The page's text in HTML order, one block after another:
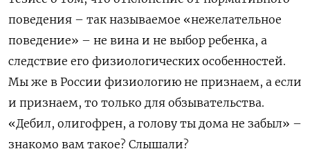
поведения – так называемое «нежелательное
поведение» – не вина и не выбор ребенка, а
следствие его физиологических особенностей.
Мы же в России физиологию не признаем, а если
и признаем, то только для обзывательства.
«Дебил, олигофрен, а голову ты дома не забыл» –
знакомо вам такое? Слышали?